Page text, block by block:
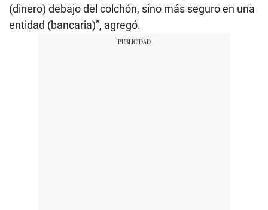
(dinero) debajo del colchón, sino más seguro en una
entidad (bancaria)”, agregó.